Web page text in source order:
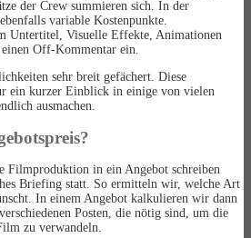
der Crew summieren sich. In der
variable Kostenpunkte.
Untertitel, Visuelle Effekte, Animationen
Off-Kommentar ein.
sehr breit gefächert. Diese
ein kurzer Einblick in einige von vielen
ausmachen.
Filmproduktion in ein Angebot schreiben
Briefing statt. So ermitteln wir, welche Art
In einem Angebot kalkulieren wir dann
Posten, die nötig sind, um die
zu verwandeln.